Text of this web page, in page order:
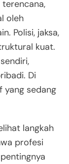
oleh
Polisi, jaksa,
kuat.
Di
yang sedang
langkah
profesi